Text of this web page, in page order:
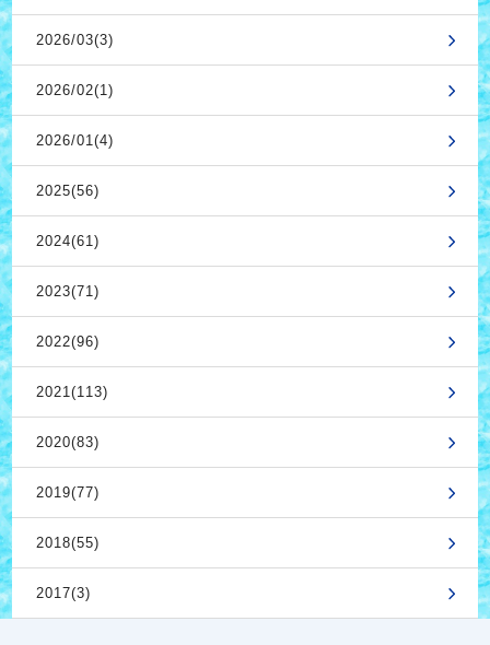
2026/03(3)
2026/02(1)
2026/01(4)
2025(56)
2024(61)
2023(71)
2022(96)
2021(113)
2020(83)
2019(77)
2018(55)
2017(3)